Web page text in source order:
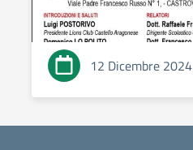
12 Dicembre 2024